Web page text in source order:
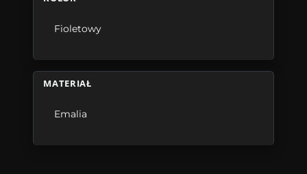
Fioletowy
MATERIAŁ
Emalia